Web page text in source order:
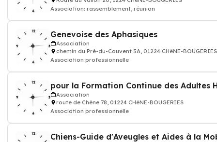
Association: rassemblement, réunion
Genevoise des Aphasiques
Association
chemin du Pré-du-Couvent 5A, 01224 CHêNE-BOUGERIES
Association professionnelle
pour la Formation Continue des Adultes
Association
route de Chêne 78, 01224 CHêNE-BOUGERIES
Association professionnelle
Chiens-Guide d'Aveugles et Aides à la